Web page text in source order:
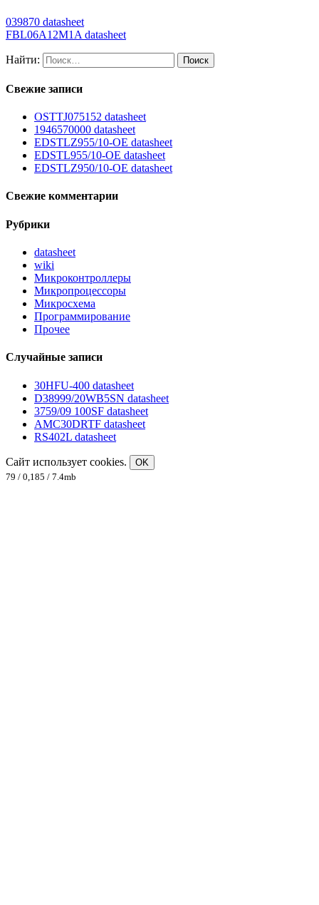
039870 datasheet
FBL06A12M1A datasheet
Найти:
Свежие записи
OSTTJ075152 datasheet
1946570000 datasheet
EDSTLZ955/10-OE datasheet
EDSTL955/10-OE datasheet
EDSTLZ950/10-OE datasheet
Свежие комментарии
Рубрики
datasheet
wiki
Микроконтроллеры
Микропроцессоры
Микросхема
Программирование
Прочее
Случайные записи
30HFU-400 datasheet
D38999/20WB5SN datasheet
3759/09 100SF datasheet
AMC30DRTF datasheet
RS402L datasheet
Сайт использует cookies.
OK
79 / 0,185 / 7.4mb